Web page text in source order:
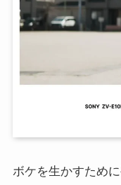
ボケを生かすため